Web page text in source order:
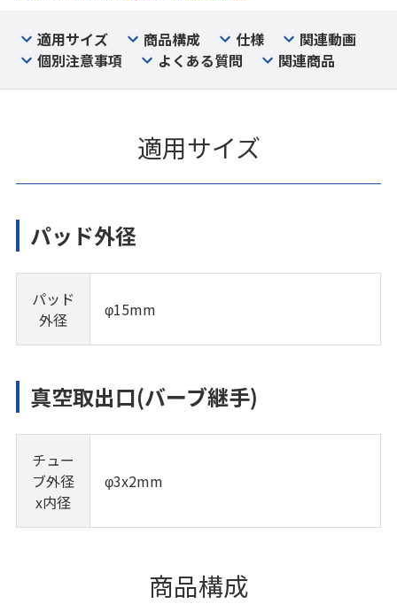
適用サイズ 商品構成 仕様
関連動画
個別注意事項
よくある質問 関連商品
適用サイズ
パッド外径
パッド
外径
φ15mm
真空取出口(バーブ継手)
チュー
ブ外径
x内径
φ3x2mm
商品構成